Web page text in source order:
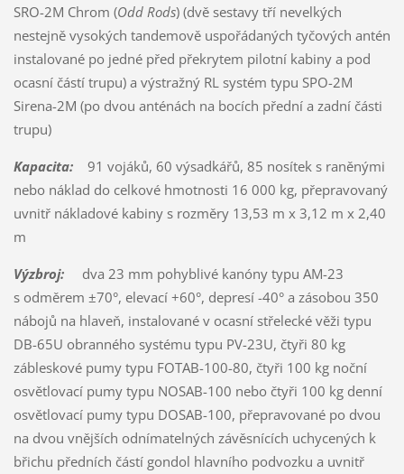
SRO-2M Chrom (Odd Rods) (dvě sestavy tří nevelkých
nestejně vysokých tandemově uspořádaných tyčových antén
instalované po jedné před překrytem pilotní kabiny a pod
ocasní částí trupu) a výstražný RL systém typu SPO-2M
Sirena-2M (po dvou anténách na bocích přední a zadní části
trupu)
Kapacita:91 vojáků, 60 výsadkářů, 85 nosítek s raněnými
nebo náklad do celkové hmotnosti 16 000 kg, přepravovaný
uvnitř nákladové kabiny s rozměry 13,53 m x 3,12 m x 2,40
m
Výzbroj:dva 23 mm pohyblivé kanóny typu AM-23
s odměrem ±70°, elevací +60°, depresí -40° a zásobou 350
nábojů na hlaveň, instalované v ocasní střelecké věži typu
DB-65U obranného systému typu PV-23U, čtyři 80 kg
zábleskové pumy typu FOTAB-100-80, čtyři 100 kg noční
osvětlovací pumy typu NOSAB-100 nebo čtyři 100 kg denní
osvětlovací pumy typu DOSAB-100, přepravované po dvou
na dvou vnějších odnímatelných závěsnících uchycených k
břichu předních částí gondol hlavního podvozku a uvnitř